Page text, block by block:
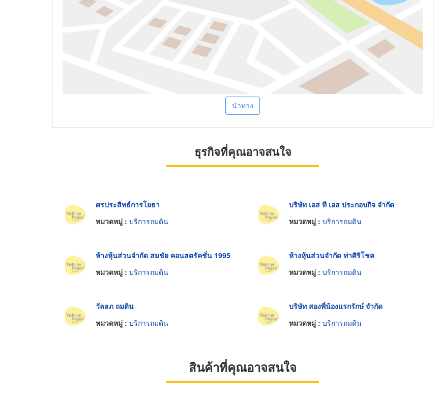
นำทาง
ธุรกิจที่คุณอาจสนใจ
ศรประสิทธ์การโยธา
หมวดหมู่ : บริการถมดิน
บริษัท เอส ที เอส ประกอบกิจ จำกัด
หมวดหมู่ : บริการถมดิน
ห้างหุ้นส่วนจำกัด สมชัย คอนสตรัคชั่น 1995
หมวดหมู่ : บริการถมดิน
ห้างหุ้นส่วนจำกัด ท่าศิริโชค
หมวดหมู่ : บริการถมดิน
วัลลภ ถมดิน
หมวดหมู่ : บริการถมดิน
บริษัท สองพี่น้องแรกรักษ์ จำกัด
หมวดหมู่ : บริการถมดิน
สินค้าที่คุณอาจสนใจ